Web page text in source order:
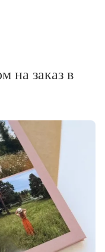
на заказ в